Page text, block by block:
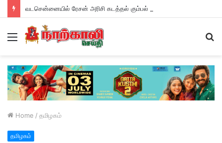
Menu
Home / தமிழகம்
தமிழகம்